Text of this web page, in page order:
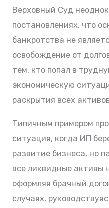
Верховный Суд
постановлениях, что
банкротства не
освобождение от
тем, кто попал в
экономическую
раскрытия всех
Типичным примером
ситуация, когда ИП
развитие бизнеса, но
все ликвидные активы
оформляя брачный
случаях,